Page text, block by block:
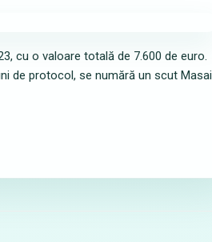
cu o valoare totală de 7.600 de euro.
de protocol, se numără un scut Masai